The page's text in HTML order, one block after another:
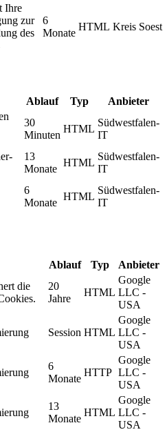
Ihre
zur
des
6
Monate
HTML Kreis Soest
Ablauf Typ Anbieter
30
Minuten
HTML
Südwestfalen-
IT
13
Monate
HTML
Südwestfalen-
IT
6
Monate
HTML
Südwestfalen-
IT
Ablauf Typ Anbieter
die
20
Jahre
HTML
Google
LLC -
USA
Session HTML
Google
LLC -
USA
6
Monate
HTTP
Google
LLC -
USA
13
Monate
HTML
Google
LLC -
USA